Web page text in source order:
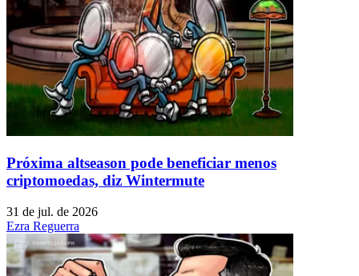
Próxima altseason pode beneficiar menos
criptomoedas, diz Wintermute
31 de jul. de 2026
Ezra Reguerra